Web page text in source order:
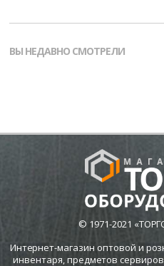
ВЫ НЕДАВНО СМОТРЕЛИ
© 1971-2021
Интернет-магазин оптовой и
инвентаря, предметов